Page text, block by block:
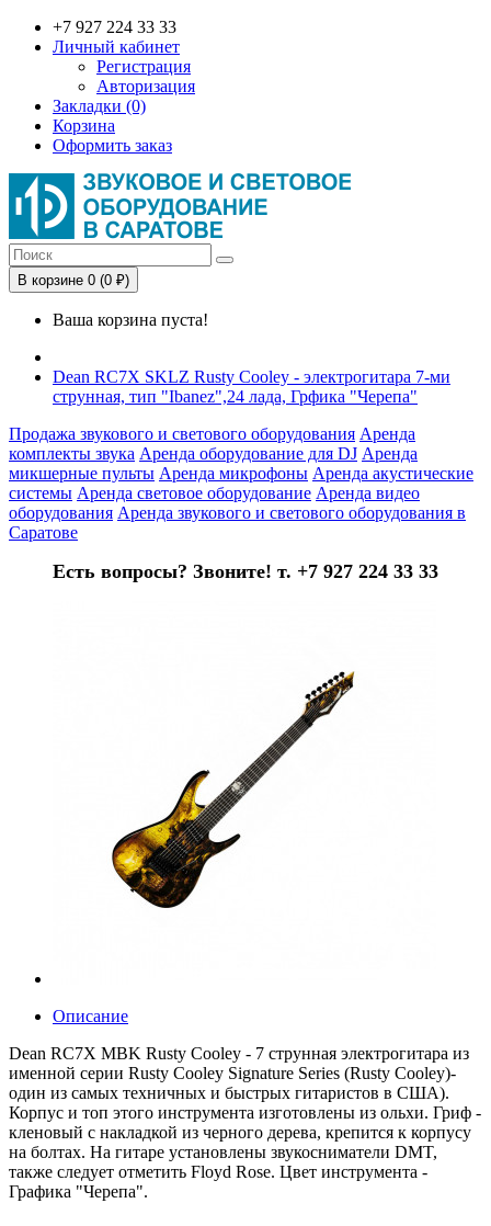
+7 927 224 33 33
Личный кабинет
Регистрация
Авторизация
Закладки (0)
Корзина
Оформить заказ
В корзине 0 (0 ₽)
Ваша корзина пуста!
Dean RC7X SKLZ Rusty Cooley - электрогитара 7-ми
струнная, тип "Ibanez",24 лада, Грфика "Черепа"
Продажа звукового и светового оборудования Аренда
комплекты звука Аренда оборудование для DJ Аренда
микшерные пульты Аренда микрофоны Аренда акустические
системы Аренда световое оборудование Аренда видео
оборудования Аренда звукового и светового оборудования в
Саратове
Есть вопросы? Звоните! т. +7 927 224 33 33
Описание
Dean RC7X MBK Rusty Cooley - 7 струнная электрогитара из
именной серии Rusty Cooley Signature Series (Rusty Cooley)-
один из самых техничных и быстрых гитаристов в США).
Корпус и топ этого инструмента изготовлены из ольхи. Гриф -
кленовый с накладкой из черного дерева, крепится к корпусу
на болтах. На гитаре установлены звукосниматели DMT,
также следует отметить Floyd Rose. Цвет инструмента -
Графика "Черепа".